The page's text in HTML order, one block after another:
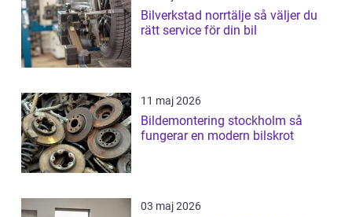
Bilverkstad norrtälje så väljer du
rätt service för din bil
11 maj 2026
Bildemontering stockholm så
fungerar en modern bilskrot
03 maj 2026